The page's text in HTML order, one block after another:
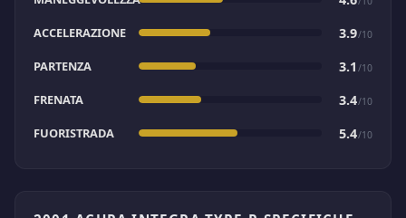
ACCELERAZIONE 3.9/10
PARTENZA 3.1 /10
FRENATA 3.4/10
FUORISTRADA 5.4/10